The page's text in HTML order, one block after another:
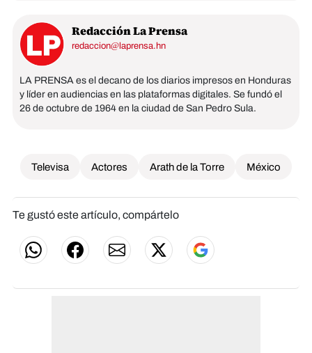
Redacción La Prensa
redaccion@laprensa.hn
LA PRENSA es el decano de los diarios impresos en Honduras
y líder en audiencias en las plataformas digitales. Se fundó el
26 de octubre de 1964 en la ciudad de San Pedro Sula.
Televisa Actores Arath de la Torre México
Te gustó este artículo, compártelo